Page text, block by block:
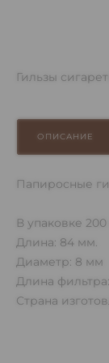
Гильзы
ОПИСАНИЕ
Папиросные
В упаковке
Длина: 84 мм.
Диаметр: 8 мм
Длина
Страна